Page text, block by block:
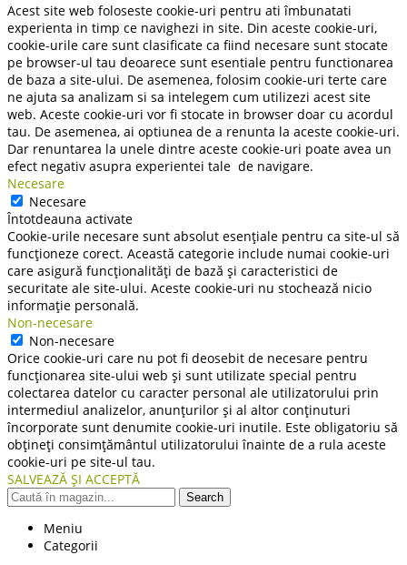
Acest site web foloseste cookie-uri pentru ati îmbunatati
experienta in timp ce navighezi in site. Din aceste cookie-uri,
cookie-urile care sunt clasificate ca fiind necesare sunt stocate
pe browser-ul tau deoarece sunt esentiale pentru functionarea
de baza a site-ului. De asemenea, folosim cookie-uri terte care
ne ajuta sa analizam si sa intelegem cum utilizezi acest site
web. Aceste cookie-uri vor fi stocate in browser doar cu acordul
tau. De asemenea, ai optiunea de a renunta la aceste cookie-uri.
Dar renuntarea la unele dintre aceste cookie-uri poate avea un
efect negativ asupra experientei tale de navigare.
Necesare
Necesare
Întotdeauna activate
Cookie-urile necesare sunt absolut esențiale pentru ca site-ul să
funcționeze corect. Această categorie include numai cookie-uri
care asigură funcționalități de bază și caracteristici de
securitate ale site-ului. Aceste cookie-uri nu stochează nicio
informație personală.
Non-necesare
Non-necesare
Orice cookie-uri care nu pot fi deosebit de necesare pentru
funcționarea site-ului web și sunt utilizate special pentru
colectarea datelor cu caracter personal ale utilizatorului prin
intermediul analizelor, anunțurilor și al altor conținuturi
încorporate sunt denumite cookie-uri inutile. Este obligatoriu să
obțineți consimțământul utilizatorului înainte de a rula aceste
cookie-uri pe site-ul tau.
SALVEAZĂ ȘI ACCEPTĂ
Search
Meniu
Categorii